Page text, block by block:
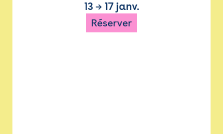
13→ 17 janv.
Réserver